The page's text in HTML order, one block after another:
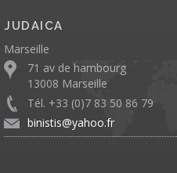
JUDAICA
Marseille
71 av de hambourg
13008 Marseille
Tél. +33 (0)7 83 50 86 79
binistis@yahoo.fr